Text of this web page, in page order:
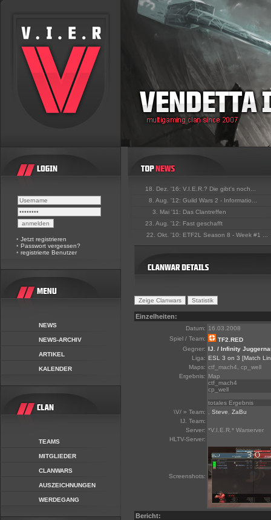
• Jetzt registrieren
• Passwort vergessen?
• registrierte Benutzer
NEWS
NEWS-ARCHIV
ARTIKEL
KALENDER
TEAMS
MITGLIEDER
CLANWARS
AUSZEICHNUNGEN
WERDEGANG
18. Dez. '16: V.I.E.R.? Die gibt's noch...
8. Aug. '12: Guild Wars 2 - Informatio...
3. Mai '11: Das Clantreffen
23. Aug. '12: Fast geschafft
22. Okt. '10: ETF2L Season 8 - Week #1 ...
Einzelheiten:
Datum: 16.03.2008
Spiel / Team:
TF2.RED
Gegner: IJ. / Infinity
Liga: ESL 3 on 3 [Match
Maps: ctf_mach4, cp_well
Ergebnis: Map
ctf_mach4
cp_well
totales Ergebnis
\V/ » Team:
Steve
ZaBu
IJ. Team:
Server: *V.I.E.R.* Warserver
HLTV-Server:
Screenshots:
Bericht: